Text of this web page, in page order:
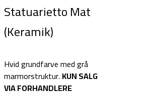
Statuarietto Mat
(Keramik)
Hvid grundfarve med grå
marmorstruktur. KUN SALG
VIA FORHANDLERE